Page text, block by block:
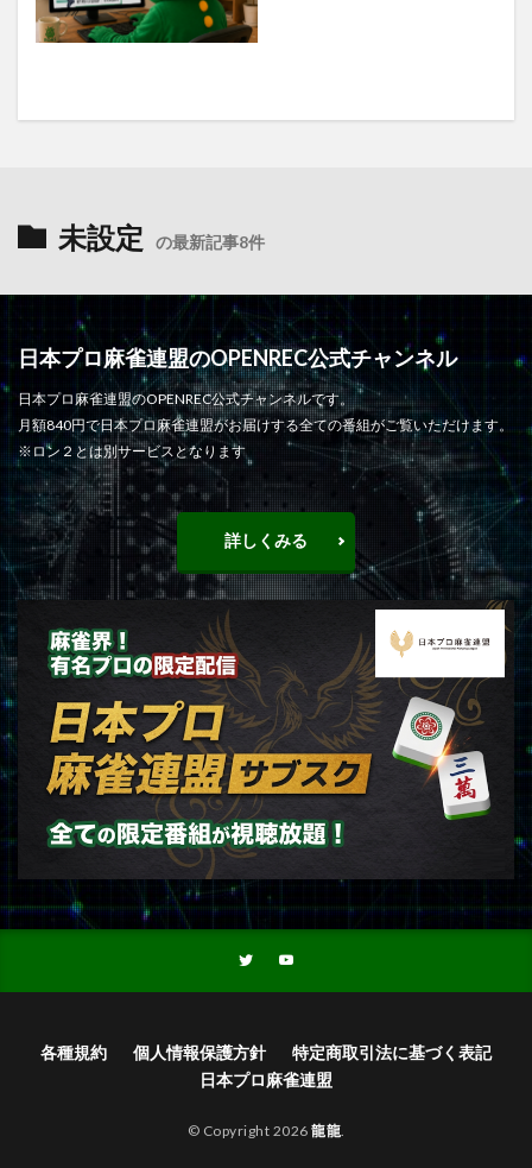
未設定 の最新記事8件
日本プロ麻雀連盟のOPENREC公式チャンネル
日本プロ麻雀連盟のOPENREC公式チャンネルです。
月額840円で日本プロ麻雀連盟がお届けする全ての番組がご覧いただけます。
※ロン２とは別サービスとなります
詳しくみる
各種規約 個人情報保護方針
特定商取引法に基づく表記
日本プロ麻雀連盟
© Copyright 2026 龍龍.